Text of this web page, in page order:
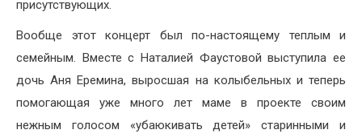
присутствующих.
Вообще этот концерт был по-настоящему теплым и
семейным. Вместе с Наталией Фаустовой выступила ее
дочь Аня Еремина, выросшая на колыбельных и теперь
помогающая уже много лет маме в проекте своим
нежным голосом «убаюкивать детей» старинными и